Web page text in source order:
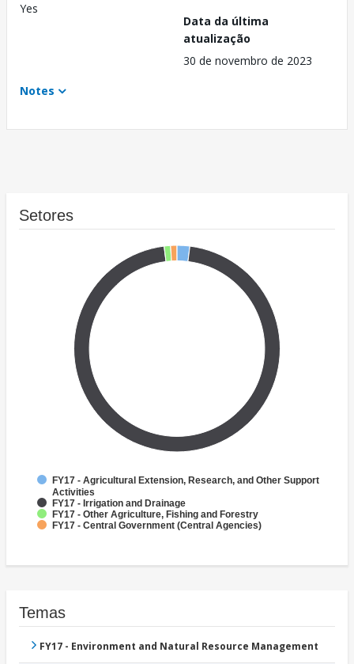
Yes
Data da última
atualização
30 de novembro de 2023
Notes
Setores
FY17 - Agricultural Extension, Research, and Other Support
Activities
FY17 - Irrigation and Drainage
FY17 - Other Agriculture, Fishing and Forestry
FY17 - Central Government (Central Agencies)
Temas
FY17 - Environment and Natural Resource Management